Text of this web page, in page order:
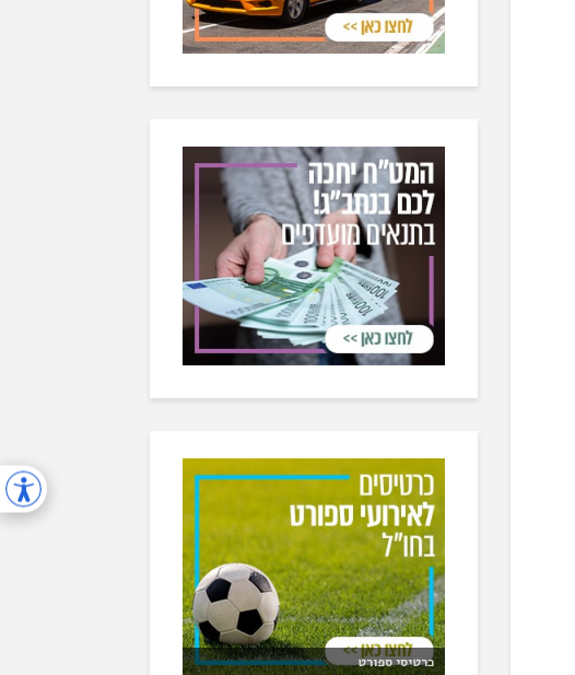
כרטיסי ספורט